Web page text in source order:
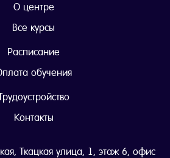
О центре
Все курсы
Расписание
обучения
Контакты
Ткацкая улица, 1, этаж 6, офис